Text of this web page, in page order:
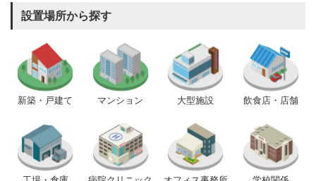
設置場所から探す
新築・戸建て マンション 大型施設 飲食店・店舗